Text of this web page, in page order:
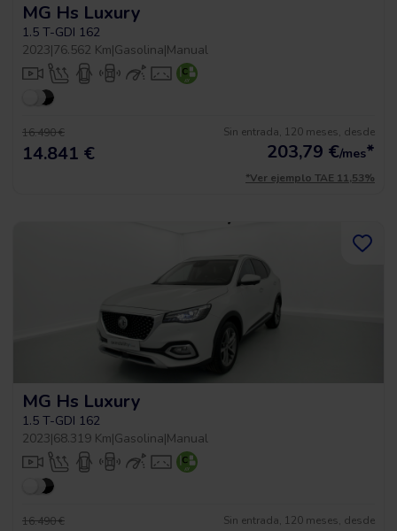
MG Hs Luxury
1.5 T-GDI 162
2023|76.562 Km|Gasolina|Manual
16.490 €
14.841 €
Sin entrada, 120 meses, desde
203,79 €/mes*
*Ver ejemplo TAE 11,53%
MG Hs Luxury
1.5 T-GDI 162
2023|68.319 Km|Gasolina|Manual
16.490 € Sin entrada, 120 meses, desde